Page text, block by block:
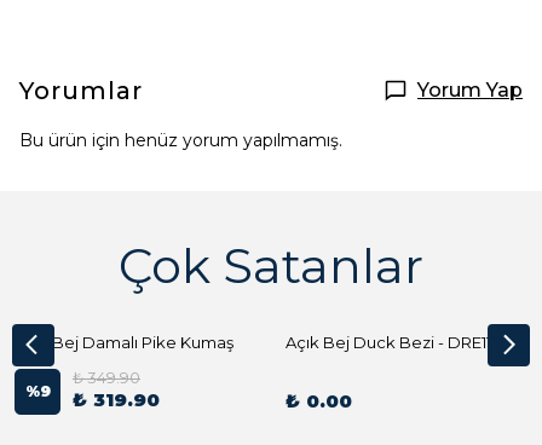
Yorumlar Yorum Yap
Bu ürün için henüz yorum yapılmamış.
Çok Satanlar
Açık Bej Damalı Pike Kumaş
%9
₺ 349.90
₺ 319.90
Açık Bej Duck Bezi - DRE1144 Kumaş Peçete
₺ 0.00